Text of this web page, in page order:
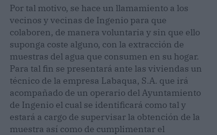
Por tal motivo, se hace un llamamiento a los
vecinos y vecinas de Ingenio para que
colaboren, de manera voluntaria y sin que ello
suponga coste alguno, con la extracción de
muestras del agua que consumen en su hogar.
Para tal fin se presentará ante las viviendas un
técnico de la empresa Labaqua, S.A. que irá
acompañado de un operario del Ayuntamiento
de Ingenio el cual se identificará como tal y
estará a cargo de supervisar la obtención de la
muestra así como de cumplimentar el